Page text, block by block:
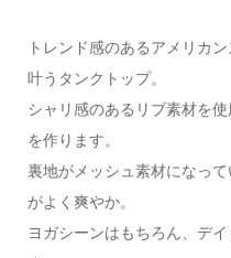
トレンド感のあるアメリカ
叶うタンクトップ。
シャリ感のあるリブ素材を
を作ります。
裏地がメッシュ素材になっ
がよく爽やか。
ヨガシーンはもちろん、デ